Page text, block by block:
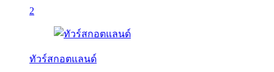
2
ทัวร์สกอตแลนด์